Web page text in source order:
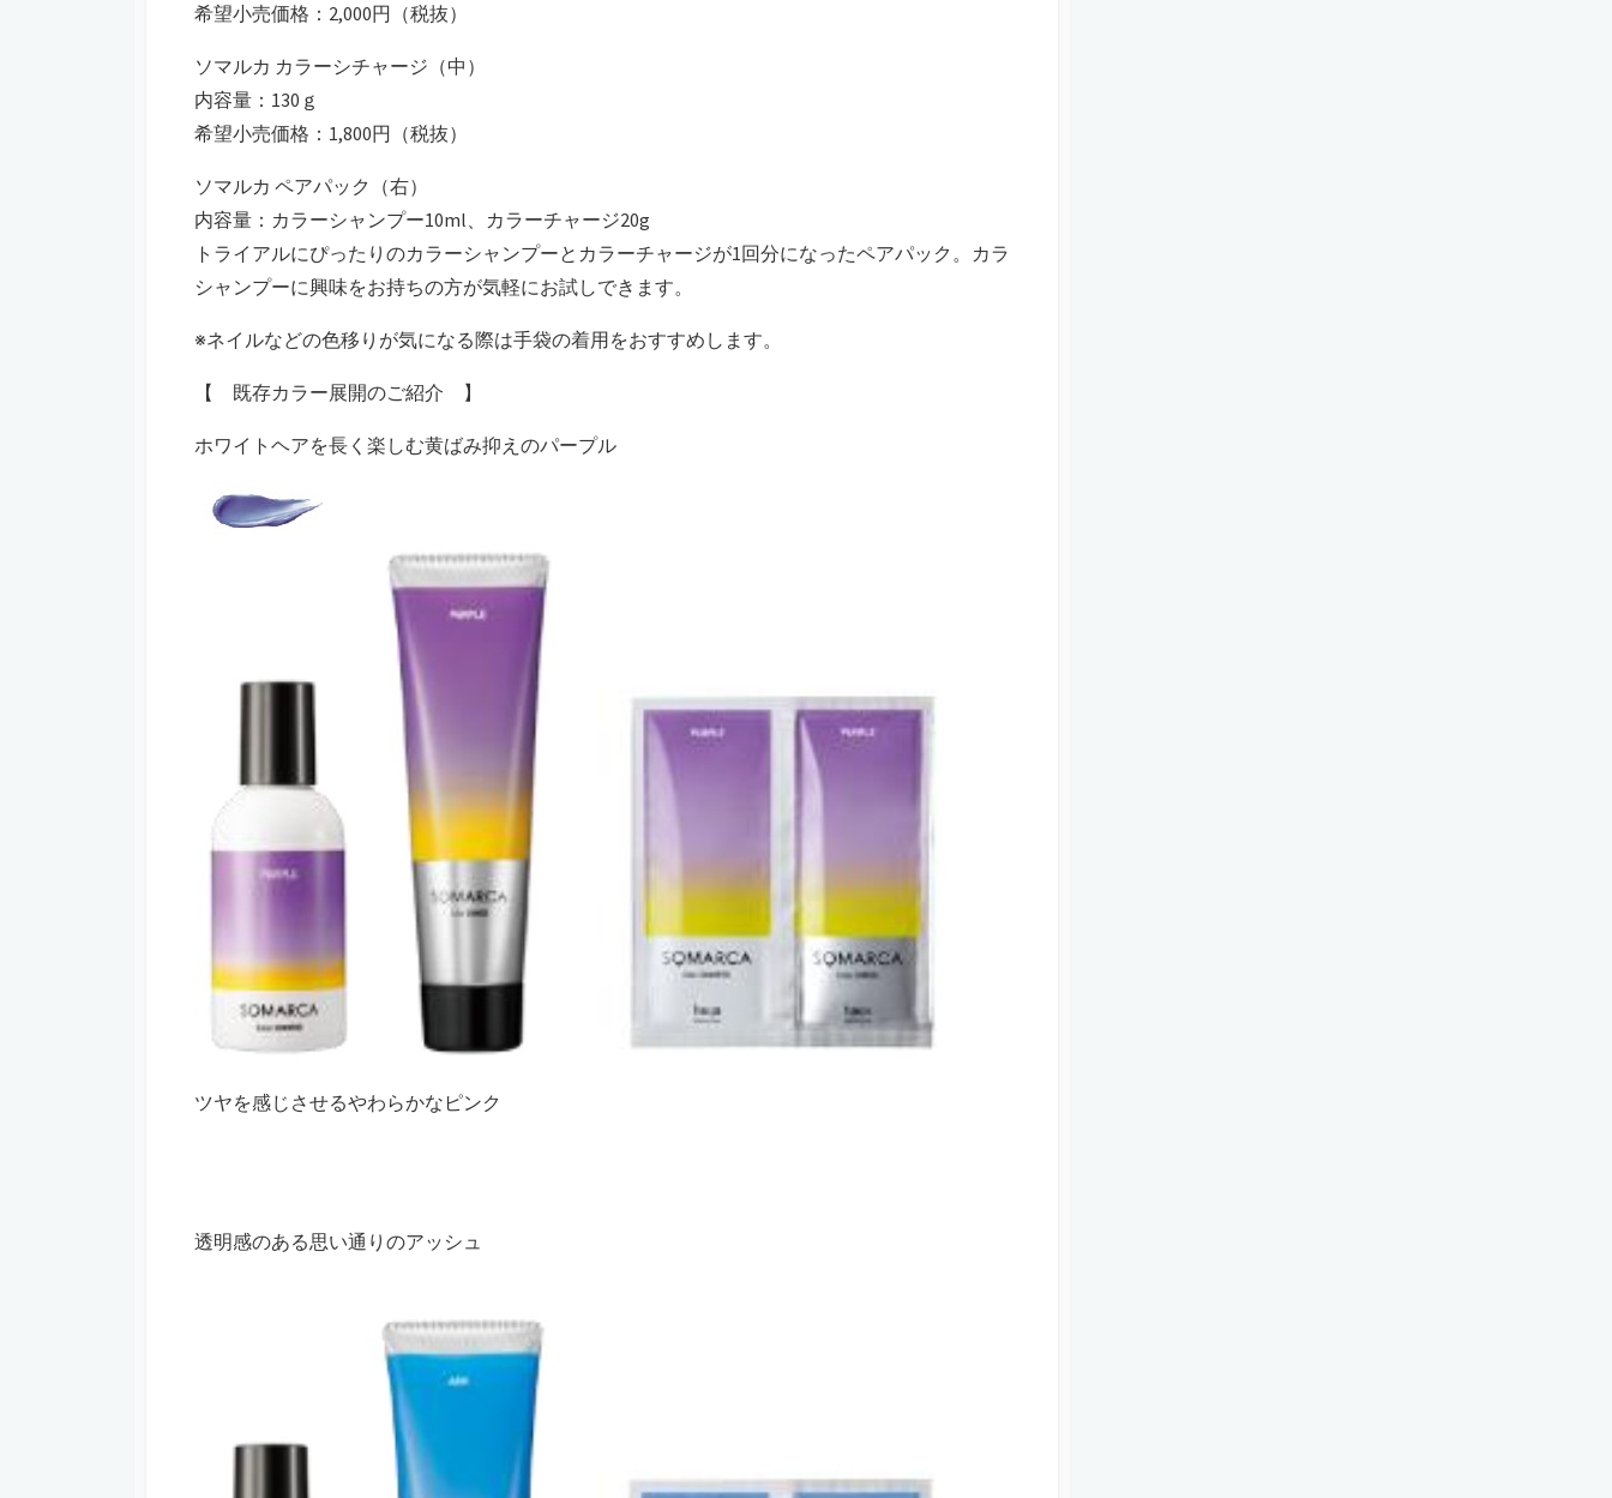
希望小売価格：2,000円（税抜）
ソマルカ カラーシチャージ（中）
内容量：130ｇ
希望小売価格：1,800円（税抜）
ソマルカ ペアパック（右）
内容量：カラーシャンプー10ml、カラーチャージ20g
トライアルにぴったりのカラーシャンプーとカラーチャージが1回分になったペアパック。カラ
シャンプーに興味をお持ちの方が気軽にお試しできます。
※ネイルなどの色移りが気になる際は手袋の着用をおすすめします。
【 既存カラー展開のご紹介 】
ホワイトヘアを長く楽しむ黄ばみ抑えのパープル
ツヤを感じさせるやわらかなピンク
透明感のある思い通りのアッシュ